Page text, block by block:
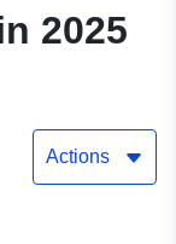
2025
Actions